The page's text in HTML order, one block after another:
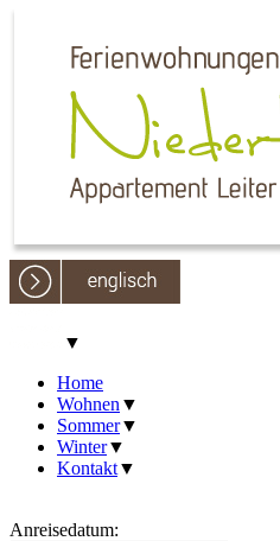
▼
Home
Wohnen ▼
Sommer▼
Winter▼
Kontakt▼
Anreisedatum: